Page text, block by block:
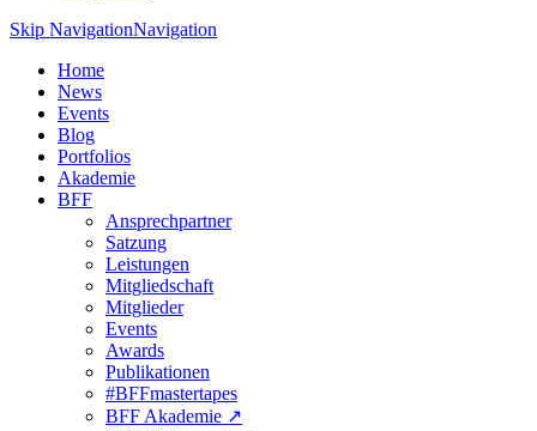
Skip NavigationNavigation
Home
News
Events
Blog
Portfolios
Akademie
BFF
Ansprechpartner
Satzung
Leistungen
Mitgliedschaft
Mitglieder
Events
Awards
Publikationen
#BFFmastertapes
BFF Akademie ↗︎